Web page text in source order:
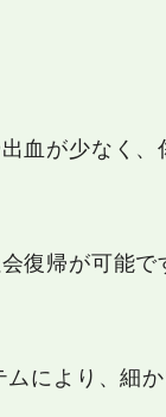
血が少なく、
復帰が可能で
により、細